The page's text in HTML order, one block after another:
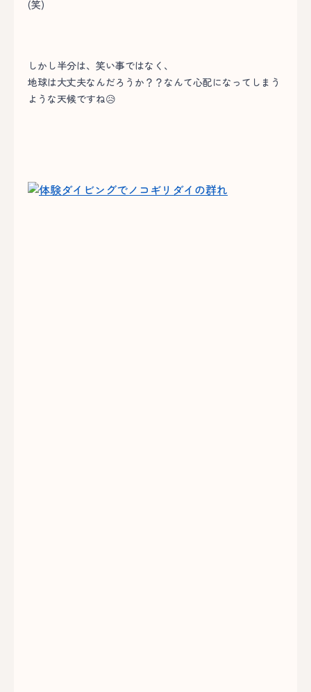
(笑)
しかし半分は、笑い事ではなく、
地球は大丈夫なんだろうか？？なんて心配になってしまう
ような天候ですね😥